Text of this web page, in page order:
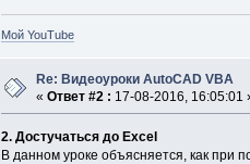
Мой YouTube
Re: Видеоуроки AutoCAD VBA
« Ответ #2 : 17-08-2016, 16:05:01
2. Достучаться до Excel
В данном уроке объясняется, как при